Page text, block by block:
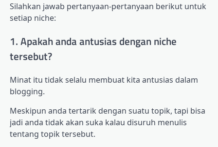
Silahkan jawab pertanyaan-pertanyaan berikut untuk
setiap niche:
1. Apakah anda antusias dengan niche
tersebut?
Minat itu tidak selalu membuat kita antusias dalam
blogging.
Meskipun anda tertarik dengan suatu topik, tapi bisa
jadi anda tidak akan suka kalau disuruh menulis
tentang topik tersebut.